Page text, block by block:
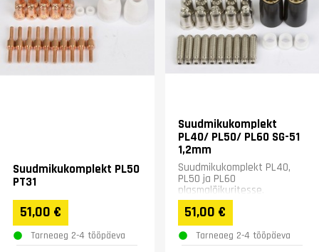
Suudmikukomplekt PL50
PT31
51,00 €
Tarneaeg 2-4 tööpäeva
Suudmikukomplekt
PL40/ PL50/ PL60 SG-51
1,2mm
Suudmikukomplekt PL40,
PL50 ja PL60
plasmalõikuritesse.
Sisaldab10 suudmikku ja 10
elektroodi ning 3
isoleerrõngast ja 2...
51,00 €
Tarneaeg 2-4 tööpäeva